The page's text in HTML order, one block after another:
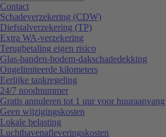
Contact
Schadeverzekering (CDW)
Diefstalverzekering (TP)
Extra WA-verzekering
Terugbetaling eigen risico
Glas-banden-bodem-dakschadedekking
Ongelimiteerde kilometers
Eerlijke tankregeling
24/7 noodnummer
Gratis annuleren tot 1 uur voor huuraanvang
Geen wijzigingskosten
Lokale belasting
Luchthavenafleveringskosten